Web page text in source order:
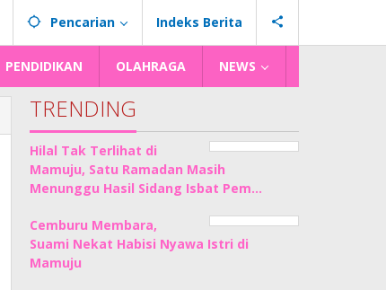
Pencarian Indeks Berita
PENDIDIKAN OLAHRAGA NEWS
TRENDING
Hilal Tak Terlihat di
Mamuju, Satu Ramadan Masih
Menunggu Hasil Sidang Isbat Pem…
Cemburu Membara,
Suami Nekat Habisi Nyawa Istri di
Mamuju